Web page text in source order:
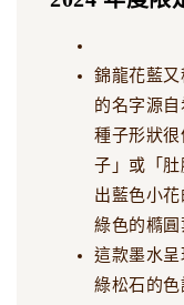
錦龍花藍又
的名字源
種子形狀
子」或「
出藍色小
綠色的橢圓
這款墨水
綠松石的